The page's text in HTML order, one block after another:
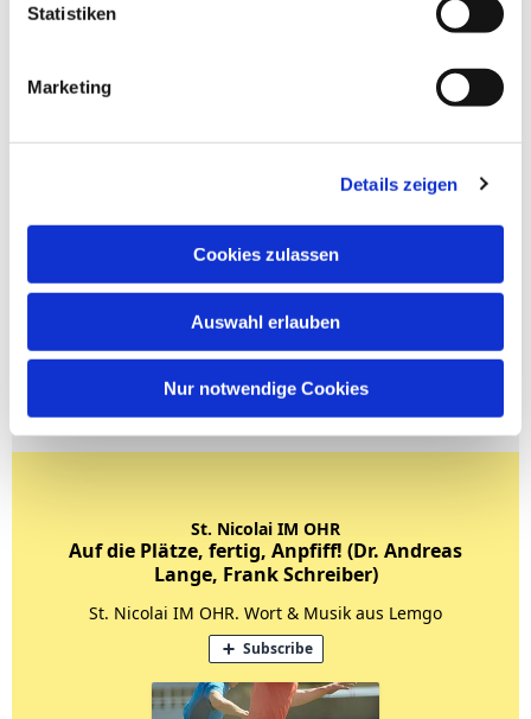
Statistiken
Marketing
Details zeigen
Cookies zulassen
Auswahl erlauben
Nur notwendige Cookies